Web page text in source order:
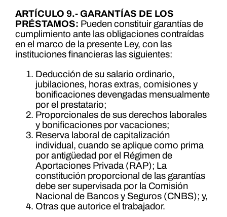
ARTÍCULO 9.- GARANTÍAS DE LOS
PRÉSTAMOS: Pueden constituir garantías de
cumplimiento ante las obligaciones contraídas
en el marco de la presente Ley, con las
instituciones financieras las siguientes:
Deducción de su salario ordinario,
jubilaciones, horas extras, comisiones y
bonificaciones devengadas mensualmente
por el prestatario;
Proporcionales de sus derechos laborales
y bonificaciones por vacaciones;
Reserva laboral de capitalización
individual, cuando se aplique como prima
por antigüedad por el Régimen de
Aportaciones Privada (RAP); La
constitución proporcional de las garantías
debe ser supervisada por la Comisión
Nacional de Bancos y Seguros (CNBS); y,
Otras que autorice el trabajador.